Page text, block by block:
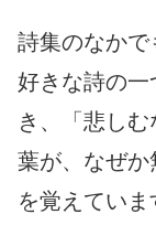
詩集のなかで
好きな詩の一
き、「悲し
葉が、なぜか
を覚えていま